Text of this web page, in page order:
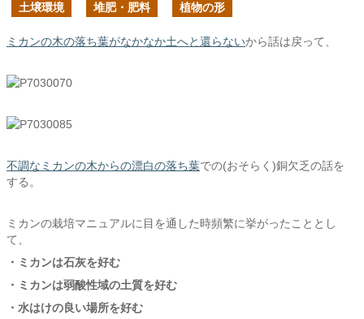
土壌環境 堆肥・肥料 植物の形
ミカンの木の落ち葉がなかなか土へと還らないから話は戻って、
不調なミカンの木からの漂白の落ち葉での(おそらく)銅欠乏の話を
する。
ミカンの栽培マニュアルに目を通した時頻繁に挙がったこととし
て、
・ミカンは石灰を好む
・ミカンは弱酸性域の土質を好む
・水はけの良い場所を好む